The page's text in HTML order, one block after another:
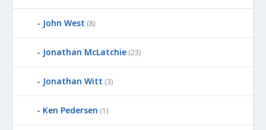
John West (8)
Jonathan McLatchie (23)
Jonathan Witt (3)
Ken Pedersen (1)